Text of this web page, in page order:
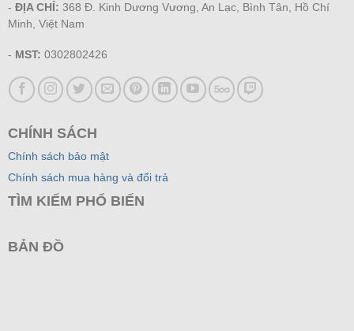
- ĐỊA CHỈ: 368 Đ. Kinh Dương Vương, An Lạc, Bình Tân, Hồ Chí
Minh, Việt Nam
- MST: 0302802426
CHÍNH SÁCH
Chính sách bảo mật
Chính sách mua hàng và đổi trả
TÌM KIẾM PHỔ BIẾN
BẢN ĐỒ